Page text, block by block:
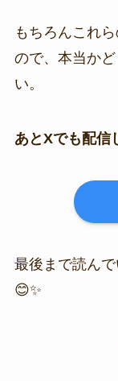
もちろんこれ
ので、本当か
い。
あとXでも配信
最後まで読ん
😊✨